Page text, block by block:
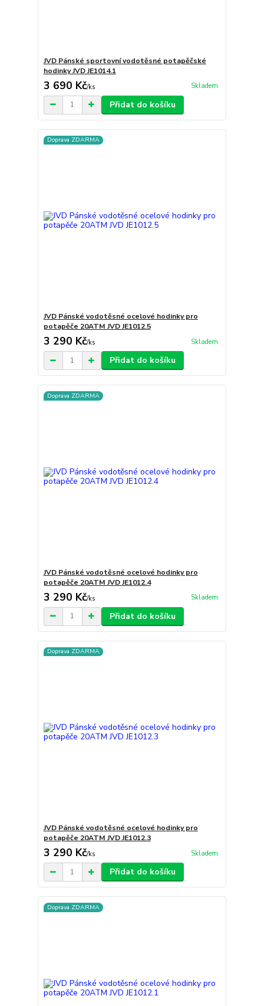
JVD Pánské sportovní vodotěsné potapěčské
hodinky JVD JE1014.1
3 690 Kč/ks Skladem
Přidat do košíku
Doprava ZDARMA
JVD Pánské vodotěsné ocelové hodinky pro
potapěče 20ATM JVD JE1012.5
3 290 Kč/ks Skladem
Přidat do košíku
Doprava ZDARMA
JVD Pánské vodotěsné ocelové hodinky pro
potapěče 20ATM JVD JE1012.4
3 290 Kč/ks Skladem
Přidat do košíku
Doprava ZDARMA
JVD Pánské vodotěsné ocelové hodinky pro
potapěče 20ATM JVD JE1012.3
3 290 Kč/ks Skladem
Přidat do košíku
Doprava ZDARMA